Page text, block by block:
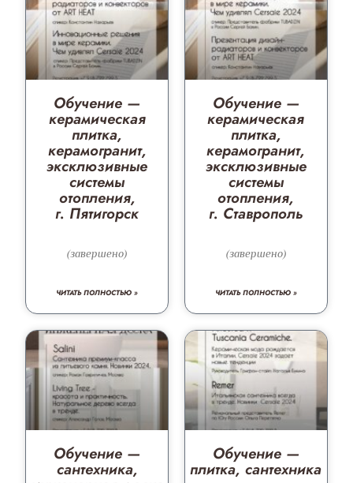
Обучение —
керамическая
плитка,
керамогранит,
эксклюзивные
системы
отопления,
г. Пятигорск
(завершено)
ЧИТАТЬ ПОЛНОСТЬЮ »
Обучение —
керамическая
плитка,
керамогранит,
эксклюзивные
системы
отопления,
г. Ставрополь
(завершено)
ЧИТАТЬ ПОЛНОСТЬЮ »
Обучение —
сантехника,
Обучение —
плитка, сантехника